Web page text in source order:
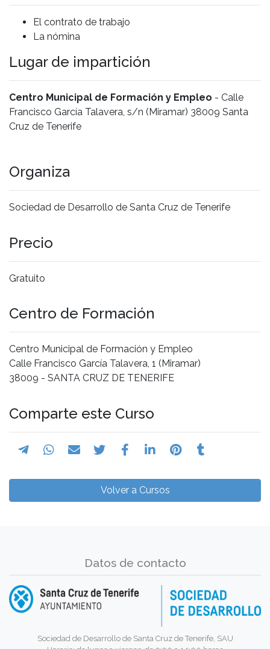
El contrato de trabajo
La nómina
Lugar de impartición
Centro Municipal de Formación y Empleo - Calle
Francisco García Talavera, s/n (Miramar) 38009 Santa
Cruz de Tenerife
Organiza
Sociedad de Desarrollo de Santa Cruz de Tenerife
Precio
Gratuito
Centro de Formación
Centro Municipal de Formación y Empleo
Calle Francisco García Talavera, 1 (Miramar)
38009 - SANTA CRUZ DE TENERIFE
Comparte este Curso
Volver a Cursos
Datos de contacto
Sociedad de Desarrollo de Santa Cruz de Tenerife, SAU